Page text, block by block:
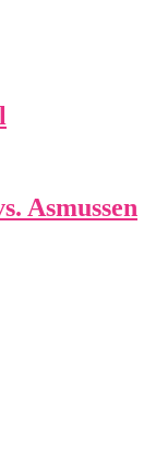
Asmussen